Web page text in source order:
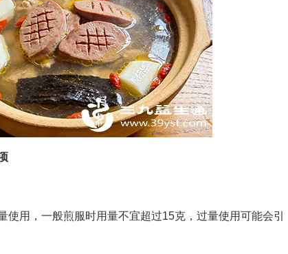
用，一般煎服时用量不宜超过15克，过量使用可能会引